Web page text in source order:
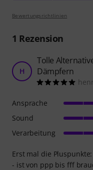
Bewertungsrichtlinien
1 Rezension
H
Tolle
Dämpfern
Erst mal die Pluspunkte:
- ist von ppp bis fff
Ansprache
Sound
Verarbeitung